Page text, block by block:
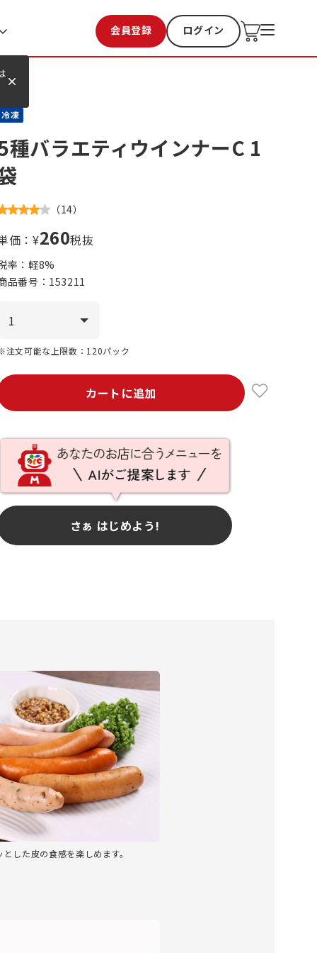
会員登録 ログイン
お気に入り 過去購入
冷凍
種バラエティウインナーC 1
（14）
価：¥260税抜
率：軽8%
品番号： 153211
注文可能な上限数：120パック
カートに追加
さぁ はじめよう!
した皮の食感を楽しめます。